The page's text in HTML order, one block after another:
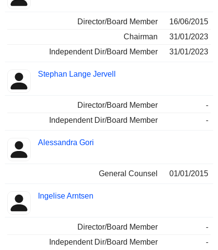
Director/Board Member
16/06/2015
Chairman
31/01/2023
Independent Dir/Board Member
31/01/2023
Stephan Lange Jervell
Director/Board Member
-
Independent Dir/Board Member
-
Alessandra Gori
General Counsel 01/01/2015
Ingelise Arntsen
Director/Board Member
-
Independent Dir/Board Member
-